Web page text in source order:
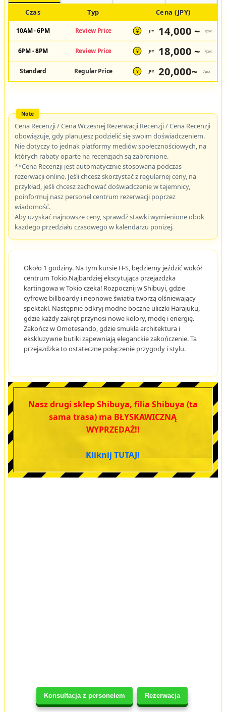
Konsultacja z personelem Rezerwacja
Czas Typ Cena (JPY)
10AM - 6PM Review Price ¥ JPY 14,000 ~ /pax
6PM - 8PM Review Price ¥ JPY 18,000 ~ /pax
Standard Regular Price ¥ JPY 20,000~ /pax
Cena Recenzji / Cena Wczesnej Rezerwacji Recenzji / Cena Recenzji
obowiązuje, gdy planujesz podzielić się swoim doświadczeniem.
Nie dotyczy to jednak platformy mediów społecznościowych, na
których rabaty oparte na recenzjach są zabronione.
**Cena Recenzji jest automatycznie stosowana podczas
rezerwacji online. Jeśli chcesz skorzystać z regularnej ceny, na
przykład, jeśli chcesz zachować doświadczenie w tajemnicy,
poinformuj nasz personel centrum rezerwacji poprzez
wiadomość.
Aby uzyskać najnowsze ceny, sprawdź stawki wymienione obok
każdego przedziału czasowego w kalendarzu poniżej.
Około 1 godziny. Na tym kursie H-S, będziemy jeździć wokół
centrum Tokio.Najbardziej ekscytująca przejażdżka
kartingowa w Tokio czeka! Rozpocznij w Shibuyi, gdzie
cyfrowe billboardy i neonowe światła tworzą olśniewający
spektakl. Następnie odkryj modne boczne uliczki Harajuku,
gdzie każdy zakręt przynosi nowe kolory, modę i energię.
Zakończ w Omotesando, gdzie smukła architektura i
ekskluzywne butiki zapewniają eleganckie zakończenie. Ta
przejażdżka to ostateczne połączenie przygody i stylu.
Nasz drugi sklep Shibuya, filia Shibuya (ta
sama trasa) ma BŁYSKAWICZNĄ
WYPRZEDAŻ!!
Kliknij TUTAJ!